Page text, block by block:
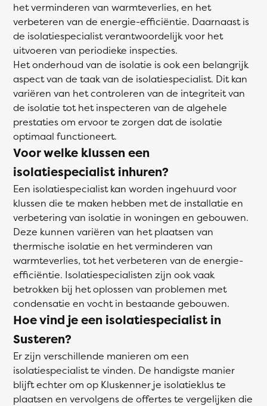
het verminderen van warmteverlies, en het
verbeteren van de energie-efficiëntie. Daarnaast is
de isolatiespecialist verantwoordelijk voor het
uitvoeren van periodieke inspecties.
Het onderhoud van de isolatie is ook een belangrijk
aspect van de taak van de isolatiespecialist. Dit kan
variëren van het controleren van de integriteit van
de isolatie tot het inspecteren van de algehele
prestaties om ervoor te zorgen dat de isolatie
optimaal functioneert.
Voor welke klussen een
isolatiespecialist inhuren?
Een isolatiespecialist kan worden ingehuurd voor
klussen die te maken hebben met de installatie en
verbetering van isolatie in woningen en gebouwen.
Deze kunnen variëren van het plaatsen van
thermische isolatie en het verminderen van
warmteverlies, tot het verbeteren van de energie-
efficiëntie. Isolatiespecialisten zijn ook vaak
betrokken bij het oplossen van problemen met
condensatie en vocht in bestaande gebouwen.
Hoe vind je een isolatiespecialist in
Susteren?
Er zijn verschillende manieren om een
isolatiespecialist te vinden. De handigste manier
blijft echter om op Kluskenner je isolatieklus te
plaatsen en vervolgens de offertes te vergelijken die